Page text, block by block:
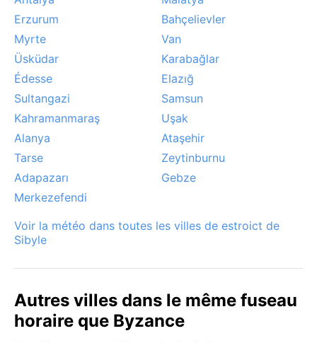
parfois le Bosphore, donnant une atmosphère
Erzurum
Bahçelievler
Myrte
Van
Üsküdar
Karabağlar
Édesse
Elazığ
Sultangazi
Samsun
Kahramanmaraş
Uşak
Alanya
Ataşehir
Tarse
Zeytinburnu
Adapazarı
Gebze
Merkezefendi
Voir la météo dans toutes les villes de estroict de
Sibyle
Autres villes dans le même fuseau
horaire que Byzance